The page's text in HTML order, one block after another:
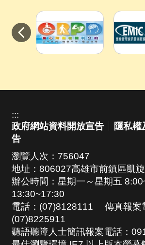
切
至:
身
心
障
礙
者
權
利
公
約
:::
政府網站資料開放宣告
隱私權
告
瀏覽人次： 756047
地址：806027高雄市前鎮區凱
辦公時間：星期一～星期五
13:30~17:30
電話：(07)8128111 傳真報案
(07)8225911
聽語聽障人士簡訊報案電話：